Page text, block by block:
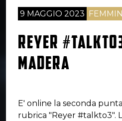
9 MAGGIO 2023
REYER
MADERA
E' online la seconda
rubrica "Reyer #talkto3".